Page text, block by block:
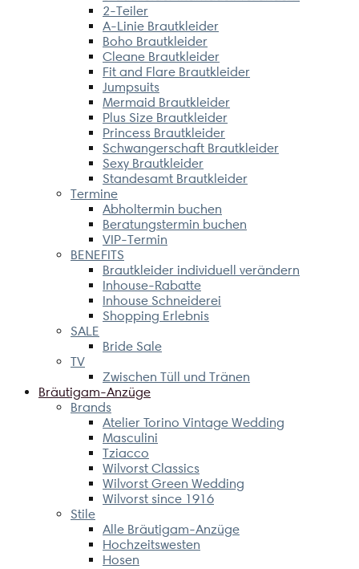
2-Teiler
A-Linie Brautkleider
Boho Brautkleider
Cleane Brautkleider
Fit and Flare Brautkleider
Jumpsuits
Mermaid Brautkleider
Plus Size Brautkleider
Princess Brautkleider
Schwangerschaft Brautkleider
Sexy Brautkleider
Standesamt Brautkleider
Termine
Abholtermin buchen
Beratungstermin buchen
VIP-Termin
BENEFITS
Brautkleider individuell verändern
Inhouse-Rabatte
Inhouse Schneiderei
Shopping Erlebnis
SALE
Bride Sale
TV
Zwischen Tüll und Tränen
Bräutigam-Anzüge
Brands
Atelier Torino Vintage Wedding
Masculini
Tziacco
Wilvorst Classics
Wilvorst Green Wedding
Wilvorst since 1916
Stile
Alle Bräutigam-Anzüge
Hochzeitswesten
Hosen